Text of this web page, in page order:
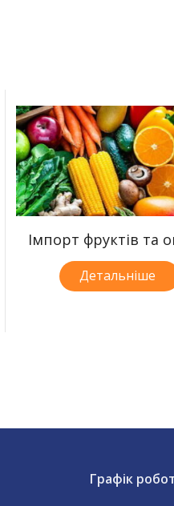
Імпорт фруктів та
Детальніше
Графік